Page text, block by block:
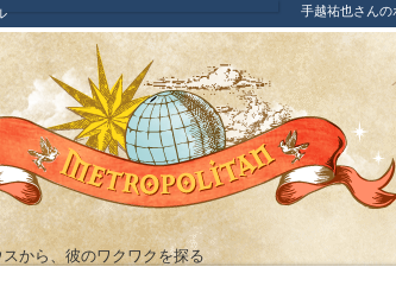
手越祐也さん
から、彼のワクワクを探る